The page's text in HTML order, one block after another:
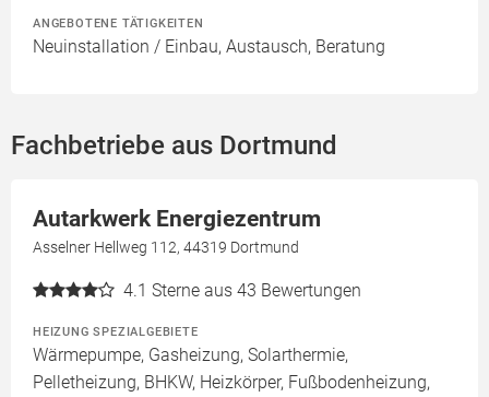
ANGEBOTENE TÄTIGKEITEN
Neuinstallation / Einbau, Austausch, Beratung
Fachbetriebe aus Dortmund
Autarkwerk Energiezentrum
Asselner Hellweg 112, 44319 Dortmund
4.1 Sterne aus 43 Bewertungen
HEIZUNG SPEZIALGEBIETE
Wärmepumpe, Gasheizung, Solarthermie,
Pelletheizung, BHKW, Heizkörper, Fußbodenheizung,